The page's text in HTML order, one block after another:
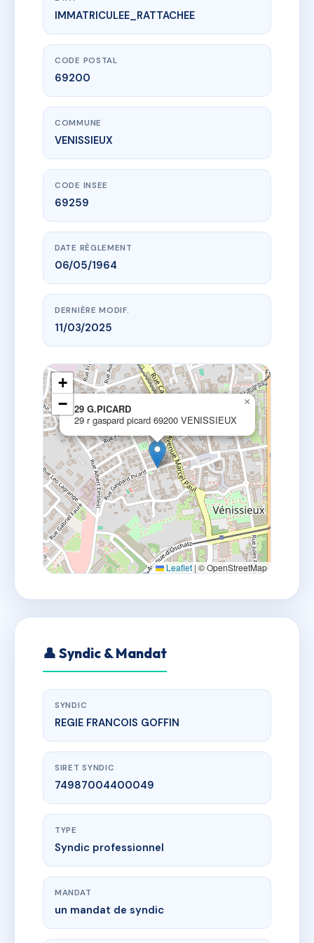
www.vme.plus/AA0005884
29 G.PICARD
29 r gaspard picard
IMMATRICULEE_RATTACHEE
CODE POSTAL
69200
COMMUNE
VENISSIEUX
CODE INSEE
69259
DATE RÈGLEMENT
06/05/1964
DERNIÈRE MODIF.
11/03/2025
29 G.PICARD
29 r gaspard picard 69200 VENISSIEUX
×
+
−
Leaflet | © OpenStreetMap
👤 Syndic & Mandat
SYNDIC
REGIE FRANCOIS GOFFIN
SIRET SYNDIC
74987004400049
TYPE
Syndic professionnel
MANDAT
un mandat de syndic